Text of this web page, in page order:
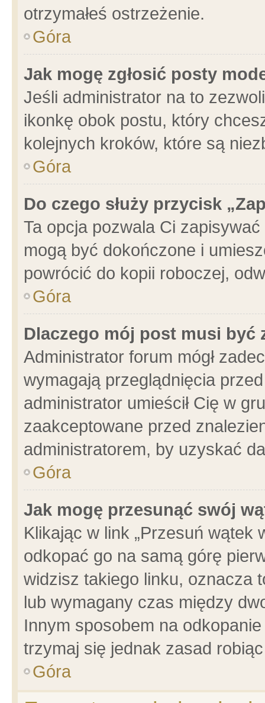
otrzymałeś ostrzeżenie.
Góra
Jak mogę zgłosić posty
Jeśli administrator na to
ikonkę obok postu, który
kolejnych kroków, które są
Góra
Do czego służy przycisk
Ta opcja pozwala Ci
mogą być dokończone i
powrócić do kopii roboczej,
Góra
Dlaczego mój post musi być
Administrator forum mógł
wymagają przeglądnięcia
administrator umieścił Cię w
zaakceptowane przed
administratorem, by uzyskać
Góra
Jak mogę przesunąć swój
Klikając w link „Przesuń wątek
odkopać go na samą górę
widzisz takiego linku, oznacza
lub wymagany czas między
Innym sposobem na
trzymaj się jednak zasad
Góra